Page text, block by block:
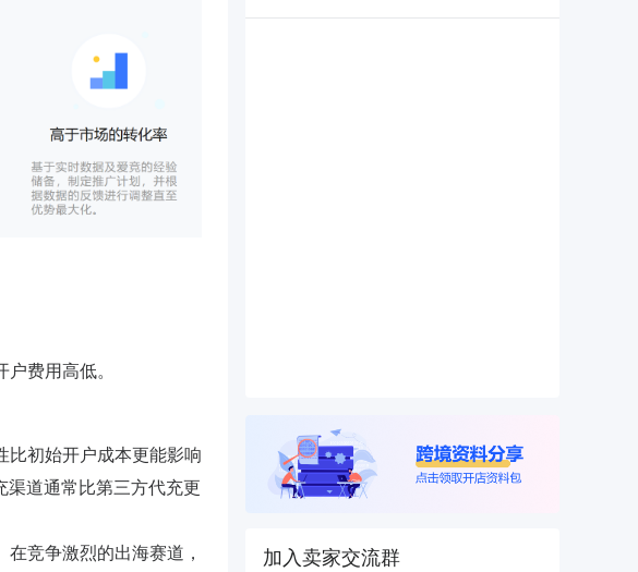
费用高低。
比初始开户成本更能影响
渠道通常比第三方代充更
竞争激烈的出海赛道，
加入卖家交流群